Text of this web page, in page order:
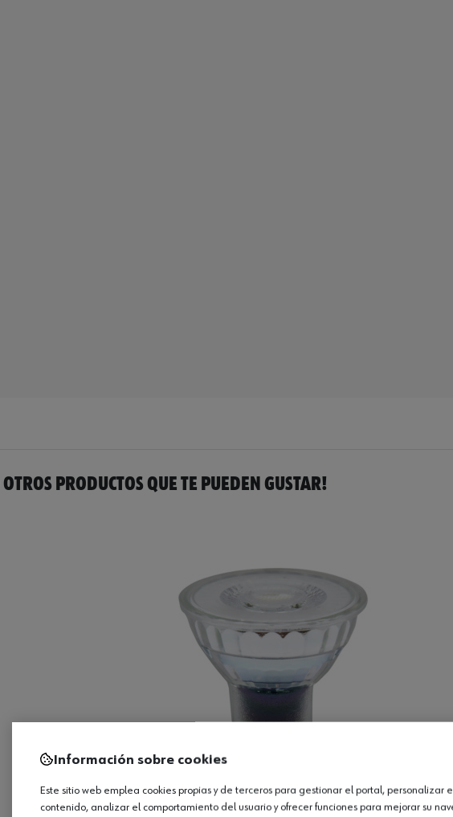
PRODUCTOS QUE TE PUEDEN GUSTAR!
Información sobre cookies
Este sitio web emplea cookies propias y de terceros para gestionar el portal, personalizar
contenido, analizar el comportamiento del usuario y ofrecer funciones para mejorar su